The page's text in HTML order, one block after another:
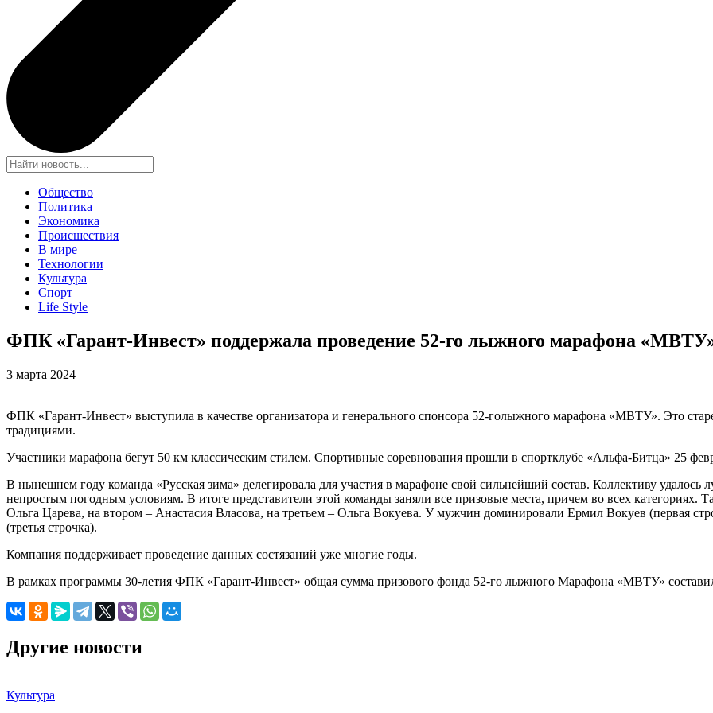
Общество
Политика
Экономика
Происшествия
В мире
Технологии
Культура
Спорт
Life Style
ФПК «Гарант-Инвест» поддержала проведение 52-го лыжного марафона
3 марта 2024
ФПК «Гарант-Инвест» выступила в качестве организатора и генерального спонсора 52-голыжного марафона «МВТУ». Это
традициями.
Участники марафона бегут 50 км классическим стилем. Спортивные соревнования прошли в спортклубе «Альфа-Битца» 25
В нынешнем году команда «Русская зима» делегировала для участия в марафоне свой сильнейший состав. Коллективу удалось
непростым погодным условиям. В итоге представители этой команды заняли все призовые места, причем во всех категориях.
Ольга Царева, на втором – Анастасия Власова, на третьем – Ольга Вокуева. У мужчин доминировали Ермил Вокуев (первая
(третья строчка).
Компания поддерживает проведение данных состязаний уже многие годы.
В рамках программы 30-летия ФПК «Гарант-Инвест» общая сумма призового фонда 52-го лыжного Марафона «МВТУ»
Другие новости
Культура